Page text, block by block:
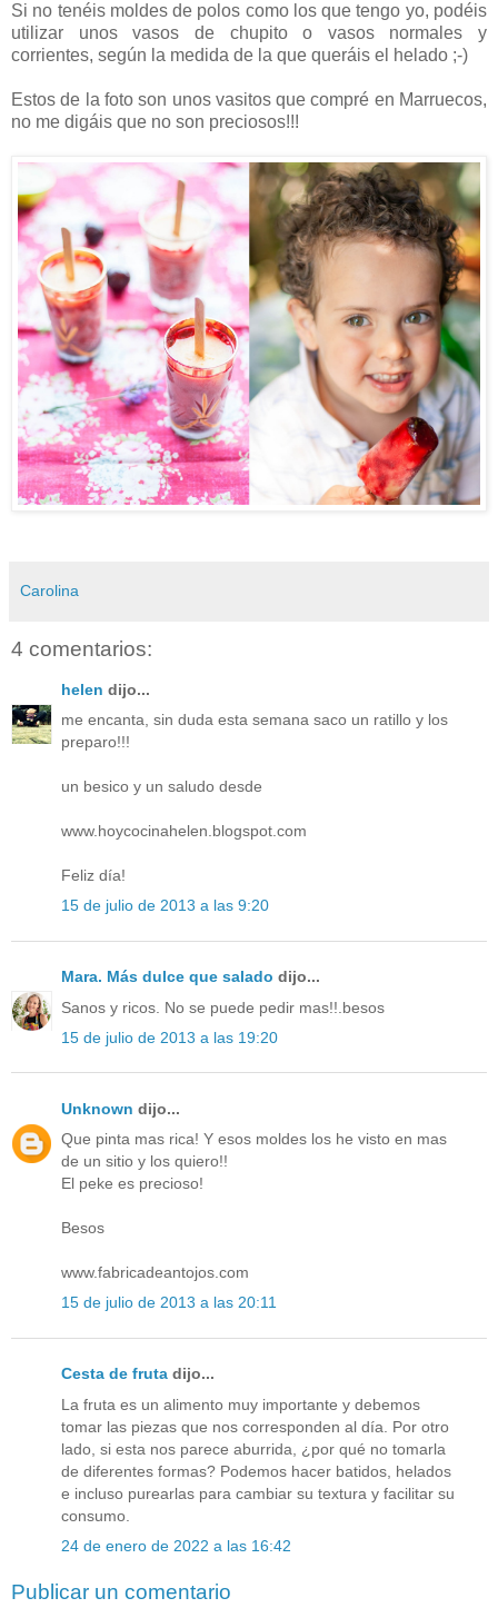
Si no tenéis moldes de polos como los que tengo yo, podéis
utilizar unos vasos de chupito o vasos normales y
corrientes, según la medida de la que queráis el helado ;-)
Estos de la foto son unos vasitos que compré en Marruecos,
no me digáis que no son preciosos!!!
Carolina
4 comentarios:
helen dijo...
me encanta, sin duda esta semana saco un ratillo y los
preparo!!!
un besico y un saludo desde
www.hoycocinahelen.blogspot.com
Feliz día!
15 de julio de 2013 a las 9:20
Mara. Más dulce que salado dijo...
Sanos y ricos. No se puede pedir mas!!.besos
15 de julio de 2013 a las 19:20
Unknown dijo...
Que pinta mas rica! Y esos moldes los he visto en mas
de un sitio y los quiero!!
El peke es precioso!
Besos
www.fabricadeantojos.com
15 de julio de 2013 a las 20:11
Cesta de fruta dijo...
La fruta es un alimento muy importante y debemos
tomar las piezas que nos corresponden al día. Por otro
lado, si esta nos parece aburrida, ¿por qué no tomarla
de diferentes formas? Podemos hacer batidos, helados
e incluso purearlas para cambiar su textura y facilitar su
consumo.
24 de enero de 2022 a las 16:42
Publicar un comentario